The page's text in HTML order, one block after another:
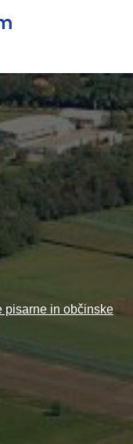
pisarne in občinske